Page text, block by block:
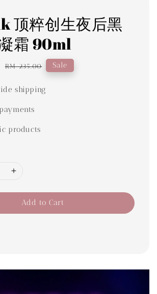
顶粹创生夜后黑
霜 90ml
Regular
RM 235.00 Sale
shipping
products
Add to Cart